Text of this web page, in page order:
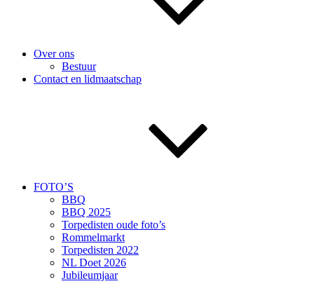
Over ons
Bestuur
Contact en lidmaatschap
FOTO’S
BBQ
BBQ 2025
Torpedisten oude foto’s
Rommelmarkt
Torpedisten 2022
NL Doet 2026
Jubileumjaar